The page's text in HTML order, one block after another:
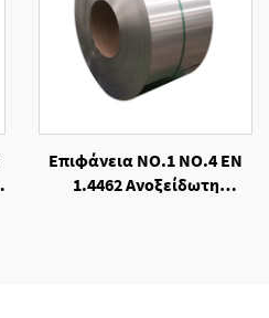
Επιφάνεια NO.1 NO.4 EN
1.4462 Ανοξείδωτη